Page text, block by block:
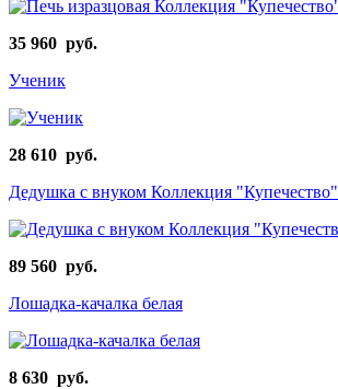
35 960 руб.
Ученик
28 610 руб.
Дедушка с внуком Коллекция "Купечество"
89 560 руб.
Лошадка-качалка белая
8 630 руб.